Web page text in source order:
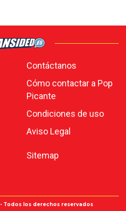
Contáctanos
Cómo contactar a Pop
Picante
Condiciones de uso
Aviso Legal
Sitemap
- Todos los derechos reservados